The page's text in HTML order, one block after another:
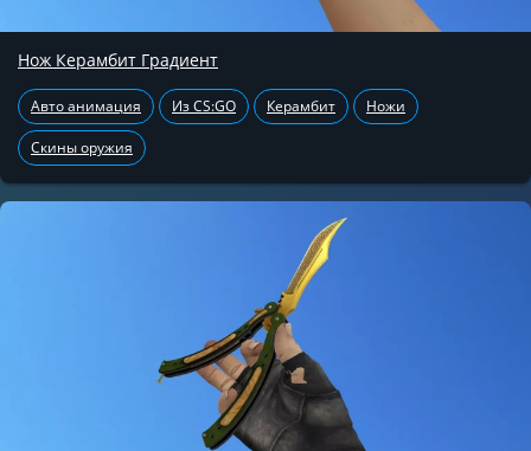
Нож Керамбит Градиент
Авто анимация Из CS:GO Керамбит Ножи
Скины оружия